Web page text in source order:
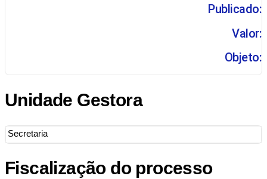
Publicado:
Valor:
Objeto:
Unidade Gestora
Secretaria
Fiscalização do processo